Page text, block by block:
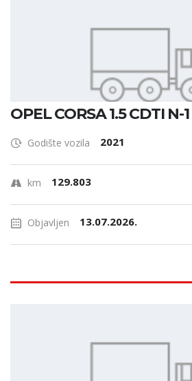
OPEL CORSA 1.5 CDTI N-1
Godište vozila 2021
km 129.803
Objavljen 13.07.2026.